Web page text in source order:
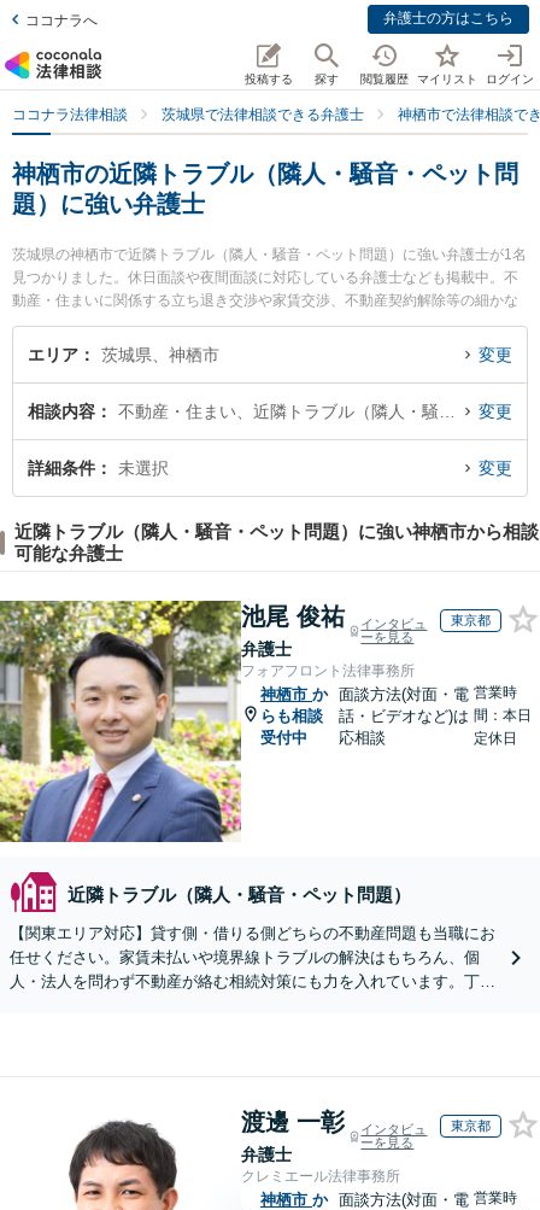
ココナラへ 弁護士の方はこちら
投稿する 探す 閲覧履歴 マイリスト ログイン
ココナラ法律相談 茨城県で法律相談できる弁護士 神栖市で法律相談で
神栖市の近隣トラブル（隣人・騒音・ペット問
題）に強い弁護士
茨城県の神栖市で近隣トラブル（隣人・騒音・ペット問題）に強い弁護士が1名
見つかりました。休日面談や夜間面談に対応している弁護士なども掲載中。不
動産・住まいに関係する立ち退き交渉や家賃交渉、不動産契約解除等の細かな
分野での絞り込み検索もでき便利です。特に神栖・鹿島セントラル法律事務所
の瀧 智英弁護士のプロフィール情報や弁護士費用、強みなどが注目されていま
音・ペット問題）のトラブル解決の実績豊富な近くの弁護士を検索したい』
『初回相談無料で近隣トラブル（隣人・騒音・ペット問題）を法律相談できる
神栖市内の弁護士に相談予約したい』などでお困りの相談者さんにおすすめで
エリア 茨城県、神栖市 変更
相談内容 変更
詳細条件 未選択 変更
近隣トラブル（隣人・騒音・ペット問題）に強い神栖市から相談
可能な弁護士
池尾 俊祐
弁護士
インタビュ
ーを見る
東京都
フォアフロント法律事務所
神栖市 か
らも相談
受付中
面談方法(対面・電
話・ビデオなど)は
応相談
営業時
間：本日
定休日
近隣トラブル（隣人・騒音・ペット問題）
【関東エリア対応】貸す側・借りる側どちらの不動産問題も当職にお
任せください。家賃未払いや境界線トラブルの解決はもちろん、個
人・法人を問わず不動産が絡む相続対策にも力を入れています。丁寧
渡邊 一彰
弁護士
インタビュ
ーを見る
東京都
クレミエール法律事務所
神栖市 か 面談方法(対面・電 営業時